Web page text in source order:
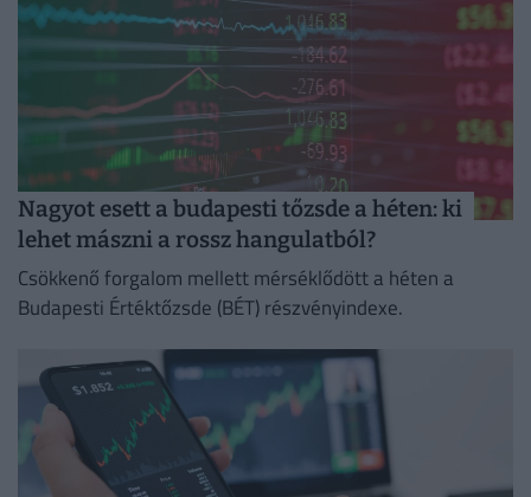
Nagyot esett a budapesti tőzsde a héten: ki
lehet mászni a rossz hangulatból?
Csökkenő forgalom mellett mérséklődött a héten a
Budapesti Értéktőzsde (BÉT) részvényindexe.